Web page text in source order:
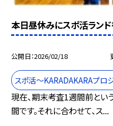
本日昼休みにスポ活ラン
公開日 2026/02/18
スポ活～KARADAKARAプロ
現在、期末考査1週間前とい
間です。それに合わせて、ス...